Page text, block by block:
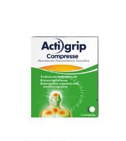
€11.90.€8.40.